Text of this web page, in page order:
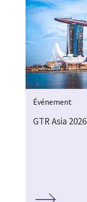
Événement
GTR Asia 2026